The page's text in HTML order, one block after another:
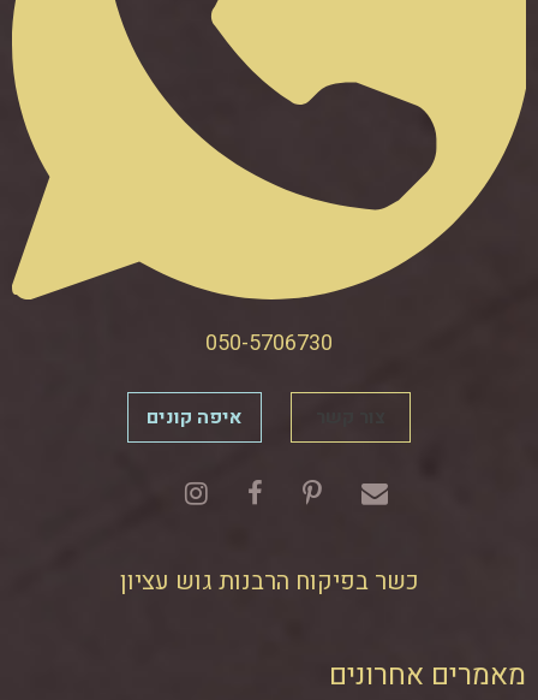
050-5706730
איפה קונים
כשר בפיקוח הרבנות גוש עציון
מאמרים אחרונים